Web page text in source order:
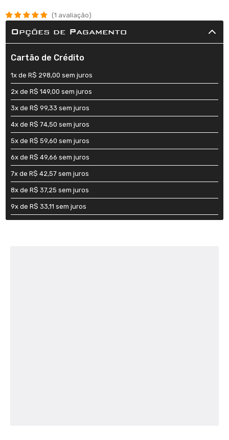
1 avaliação
Opções de Pagamento
Cartão de Crédito
1x de R$ 298,00 sem juros
2x de R$ 149,00 sem juros
3x de R$ 99,33 sem juros
4x de R$ 74,50 sem juros
5x de R$ 59,60 sem juros
6x de R$ 49,66 sem juros
7x de R$ 42,57 sem juros
8x de R$ 37,25 sem juros
9x de R$ 33,11 sem juros